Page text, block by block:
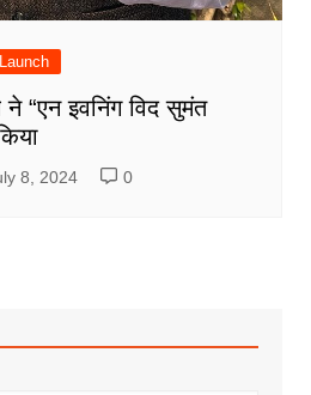
“एन इवनिंग विद सुमंत
8, 2024 0